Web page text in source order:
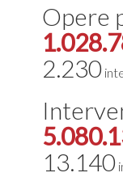
Opere
2.230
13.140